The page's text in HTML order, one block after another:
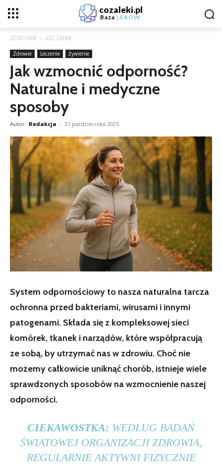
cozaleki.pl
Baza LEKÓW
ZDROWIE LECZENIE
Zdrowie Leczenie Żywienie
Jak wzmocnić odporność?
Naturalne i medyczne
sposoby
Autor: Redakcja - 31 października 2025
System odpornościowy to nasza naturalna tarcza
ochronna przed bakteriami, wirusami i innymi
patogenami. Składa się z kompleksowej sieci
komórek, tkanek i narządów, które współpracują
ze sobą, by utrzymać nas w zdrowiu. Choć nie
możemy całkowicie uniknąć chorób, istnieje wiele
sprawdzonych sposobów na wzmocnienie naszej
odporności.
CIEKAWOSTKA: WEDŁUG BADAŃ
ŚWIATOWEJ ORGANIZACJI ZDROWIA,
REGULARNIE AKTYWNI FIZYCZNIE